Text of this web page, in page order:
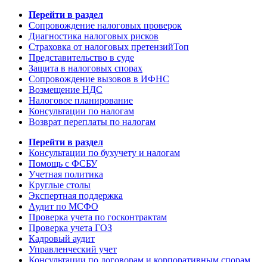
Перейти в раздел
Сопровождение налоговых проверок
Диагностика налоговых рисков
Страховка от налоговых претензийТоп
Представительство в суде
Защита в налоговых спорах
Сопровождение вызовов в ИФНС
Возмещение НДС
Налоговое планирование
Консультации по налогам
Возврат переплаты по налогам
Перейти в раздел
Консультации по бухучету и налогам
Помощь с ФСБУ
Учетная политика
Круглые столы
Экспертная поддержка
Аудит по МСФО
Проверка учета по госконтрактам
Проверка учета ГОЗ
Кадровый аудит
Управленческий учет
Консультации по договорам и корпоративным спорам